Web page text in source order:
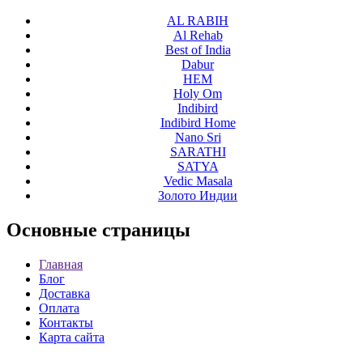
AL RABIH
Al Rehab
Best of India
Dabur
HEM
Holy Om
Indibird
Indibird Home
Nano Sri
SARATHI
SATYA
Vedic Masala
Золото Индии
Основные страницы
Главная
Блог
Доставка
Оплата
Контакты
Карта сайта